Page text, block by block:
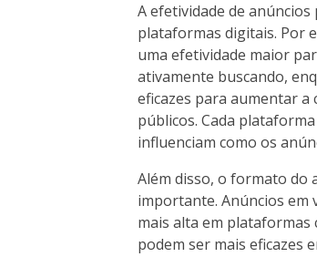
A efetividade de
plataformas digitais. Por
uma efetividade maior
ativamente buscando,
eficazes para aumentar a
públicos. Cada
influenciam como os
Além disso, o formato do
importante. Anúncios em
mais alta em plataformas
podem ser mais eficazes